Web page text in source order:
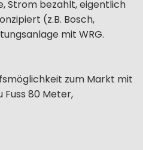
Strom bezahlt, eigentlich
(z.B. Bosch,
mit WRG.
zum Markt mit
Fuss 80 Meter,